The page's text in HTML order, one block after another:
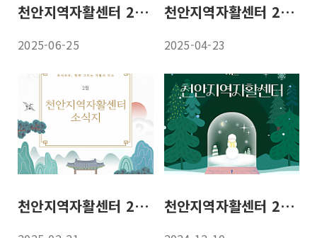
천안지역자활센터 25년 6월 소식지
2025-06-25
천안지역자활센터 25년 4월 소식지
2025-04-23
천안지역자활센터 25년 2월 소식지 천안지역자활센터 24년 11월 소식지